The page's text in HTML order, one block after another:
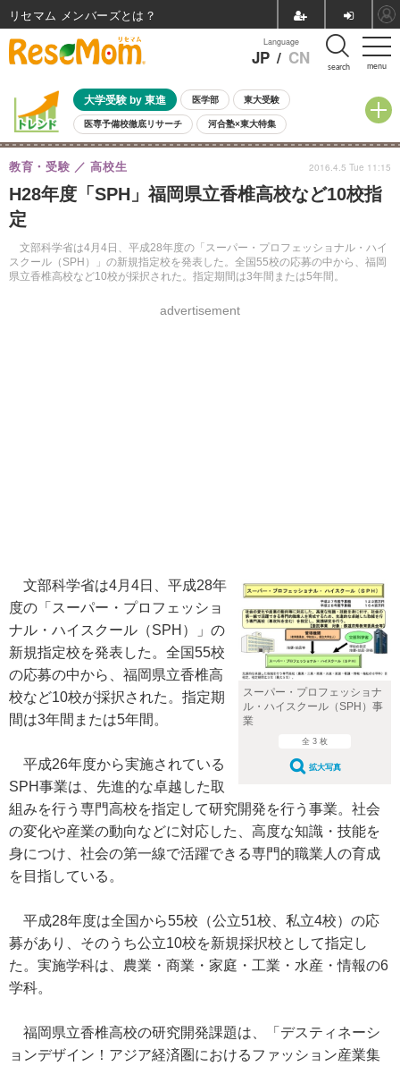
menu
Language
JP / CN search
大学受験 by 東進 医学部 東大受験
医専予備校徹底リサーチ 河合塾×東大特集
親子で考える大学選び 高校受験 中学受験 小学校受験
共通テスト 夏休み
8月開催イベント・WS 全国公立高校 過去問 人気記事
自由研究教材（小学生向け）
H28年度「SPH」福岡県立香椎高校など10校指
定
文部科学省は4月4日、平成28年度の「スーパー・プロフェッショナル・ハイ
スクール（SPH）」の新規指定校を発表した。全国55校の応募の中から、福岡
県立香椎高校など10校が採択された。指定期間は3年間または5年間。
教育・受験 高校生
advertisement
2016.4.5 Tue 11:15
スーパー・プロフェッショナ
ル・ハイスクール（SPH）事
業
全 3 枚
拡大写真
文部科学省は4月4日、平成28年
度の「スーパー・プロフェッショ
ナル・ハイスクール（SPH）」の
新規指定校を発表した。全国55校
の応募の中から、福岡県立香椎高
校など10校が採択された。指定期
間は3年間または5年間。
平成26年度から実施されている
SPH事業は、先進的な卓越した取
組みを行う専門高校を指定して研究開発を行う事業。社会
の変化や産業の動向などに対応した、高度な知識・技能を
身につけ、社会の第一線で活躍できる専門的職業人の育成
を目指している。
平成28年度は全国から55校（公立51校、私立4校）の応
募があり、そのうち公立10校を新規採択校として指定し
た。実施学科は、農業・商業・家庭・工業・水産・情報の6
学科。
福岡県立香椎高校の研究開発課題は、「デスティネーシ
ョンデザイン！アジア経済圏におけるファッション産業集
リセマム メンバーズ